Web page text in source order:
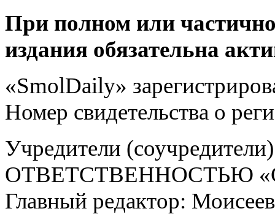
При полном или
издания обязательна
«SmolDaily»
Номер свидетельства о
Учредители
ОТВЕТСТВЕННОСТЬЮ
Главный редактор: